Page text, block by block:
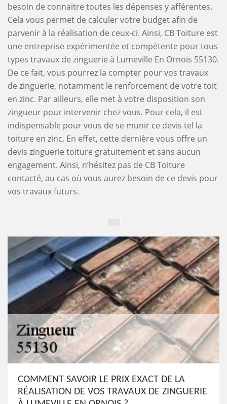
besoin de connaitre toutes les dépenses y afférentes.
Cela vous permet de calculer votre budget afin de
parvenir à la réalisation de ceux-ci. Ainsi, CB Toiture est
une entreprise expérimentée et compétente pour tous
types travaux de zinguerie à Lumeville En Ornois 55130.
De ce fait, vous pourrez la compter pour vos travaux
de zinguerie, notamment le renforcement de votre toit
en zinc. Par ailleurs, elle met à votre disposition son
zingueur pour intervenir chez vous. Pour cela, il est
indispensable pour vous de se munir ce devis tel la
toiture en zinc. En effet, cette dernière vous offre un
devis zinguerie toiture gratuitement et sans aucun
engagement. Ainsi, n’hésitez pas de CB Toiture
contacté, au cas où vous aurez besoin de ce devis pour
vos travaux futurs.
COMMENT SAVOIR LE PRIX EXACT DE LA
RÉALISATION DE VOS TRAVAUX DE ZINGUERIE